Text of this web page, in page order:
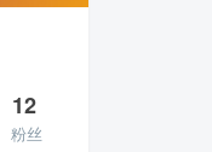
12
粉丝